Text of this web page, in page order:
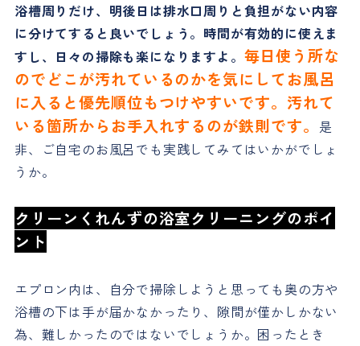
浴槽周りだけ、明後日は排水口周りと負担がない内容
に分けてすると良いでしょう。時間が有効的に使えま
すし、日々の掃除も楽になりますよ。 毎日使う所な
のでどこが汚れているのかを気にしてお風呂
に入ると優先順位もつけやすいです。汚れて
いる箇所からお手入れするのが鉄則です。 是
非、ご自宅のお風呂でも実践してみてはいかがでしょ
うか。
クリーンくれんずの浴室クリーニングのポイ
ント
エプロン内は、自分で掃除しようと思っても奥の方や
浴槽の下は手が届かなかったり、隙間が僅かしかない
為、難しかったのではないでしょうか。困ったとき